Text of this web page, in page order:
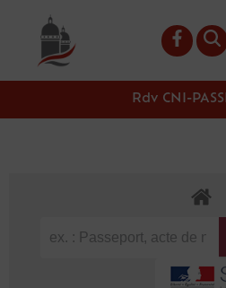
principal
Rdv CNI-